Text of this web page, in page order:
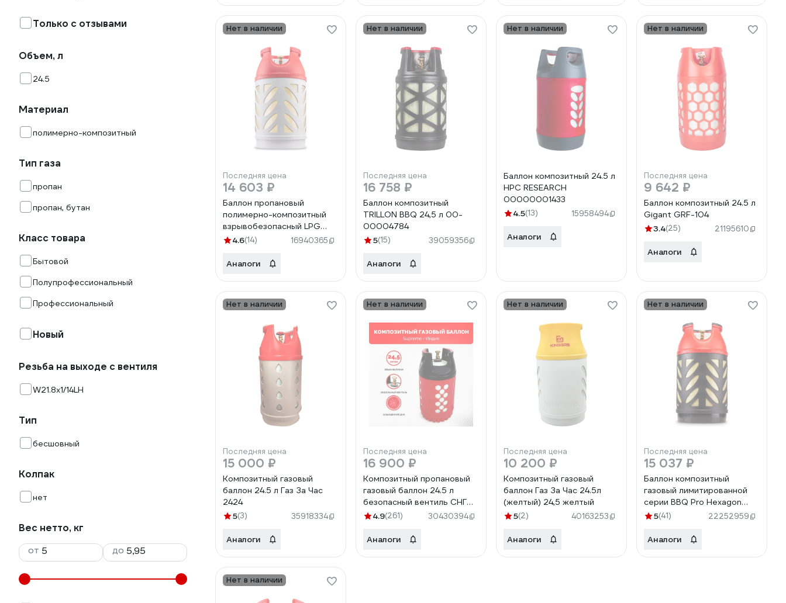
Только с отзывами
Объем, л
24.5
Материал
полимерно-композитный
Тип газа
пропан
пропан, бутан
Класс товара
Бытовой
Полупрофессиональный
Профессиональный
Новый
Резьба на выходе с вентиля
W21.8х1/14LH
Тип
бесшовный
Колпак
нет
Вес нетто, кг
от
до
Нет в наличии
Последняя цена
14 603 ₽
Баллон пропановый
полимерно-композитный
взрывобезопасный LPG
24.5 л вентиль с
Hexagon Ragasco
4.6(14) 16940365
Аналоги
Нет в наличии
Последняя цена
16 758 ₽
Баллон композитный
TRILLON BBQ 24,5 л 00-
00004784
5(15) 39059356
Аналоги
Нет в наличии
Баллон композитный 24.5 л
HPC RESEARCH
00000001433
4.5(13) 15958494
Аналоги
Нет в наличии
Последняя цена
9 642 ₽
Баллон композитный 24.5 л
Gigant GRF-104
3.4(25) 21195610
Аналоги
Нет в наличии
Последняя цена
15 000 ₽
Композитный газовый
баллон 24.5 л Газ За Час
2424
5(3) 35918334
Аналоги
Нет в наличии
Последняя цена
16 900 ₽
Композитный пропановый
газовый баллон 24.5 л
безопасный вентиль СНГ
SHELL SUPREME GBL-0112
4.9(261) 30430394
Аналоги
Нет в наличии
Последняя цена
10 200 ₽
Композитный газовый
баллон Газ За Час 24.5л
(желтый) 24,5 желтый
5(2) 40163253
Аналоги
Нет в наличии
Последняя цена
15 037 ₽
Баллон композитный
газовый лимитированной
серии BBQ Pro Hexagon
24.5 л Ragasco 100644
5(41) 22252959
Аналоги
Нет в наличии